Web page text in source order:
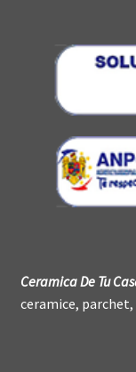
Ceramica DeTu
ceramice,